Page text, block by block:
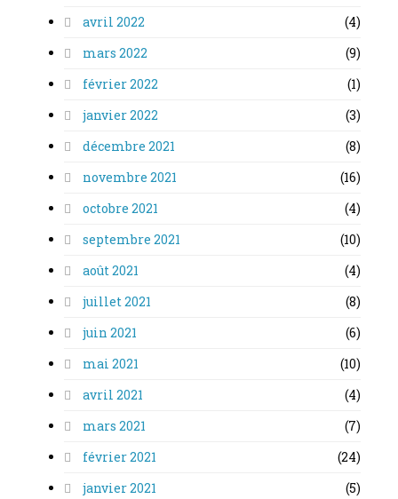
avril 2022
(4)
mars 2022
(9)
février 2022
(1)
janvier 2022
(3)
décembre 2021
(8)
novembre 2021
(16)
octobre 2021
(4)
septembre 2021
(10)
août 2021
(4)
juillet 2021
(8)
juin 2021
(6)
mai 2021
(10)
avril 2021
(4)
mars 2021
(7)
février 2021
(24)
janvier 2021
(5)